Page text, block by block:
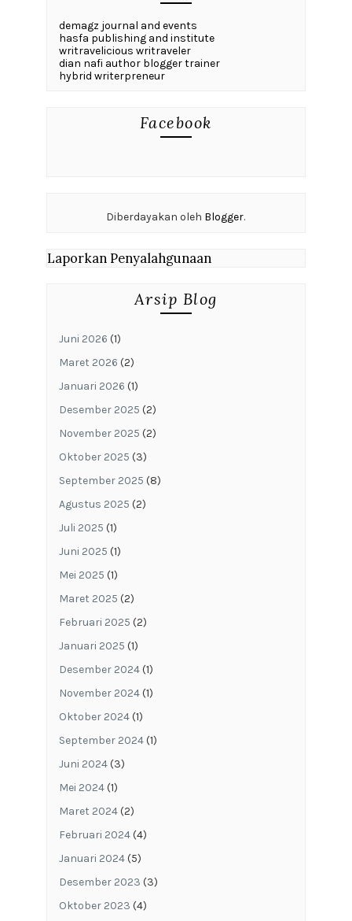
demagz journal and events
hasfa publishing and institute
writravelicious writraveler
dian nafi author blogger trainer
hybrid writerpreneur
Facebook
Diberdayakan oleh Blogger.
Laporkan Penyalahgunaan
Arsip Blog
Juni 2026 (1)
Maret 2026 (2)
Januari 2026 (1)
Desember 2025 (2)
November 2025 (2)
Oktober 2025 (3)
September 2025 (8)
Agustus 2025 (2)
Juli 2025 (1)
Juni 2025 (1)
Mei 2025 (1)
Maret 2025 (2)
Februari 2025 (2)
Januari 2025 (1)
Desember 2024(1)
November 2024(1)
Oktober 2024(1)
September 2024(1)
Juni 2024(3)
Mei 2024(1)
Maret 2024(2)
Februari 2024(4)
Januari 2024(5)
Desember 2023 (3)
Oktober 2023 (4)